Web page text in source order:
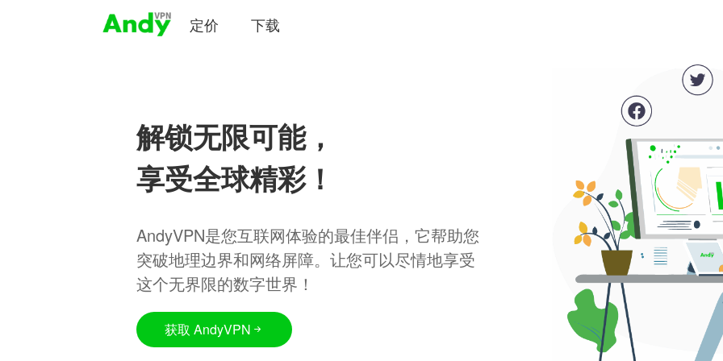
定价 下载
解锁无限可能，
享受全球精彩！
AndyVPN是您互联网体验的最佳伴侣，它帮助您
突破地理边界和网络屏障。让您可以尽情地享受
这个无界限的数字世界！
获取 AndyVPN